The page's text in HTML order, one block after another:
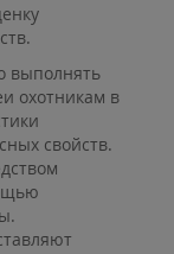
выполнять
охотникам в
свойств.